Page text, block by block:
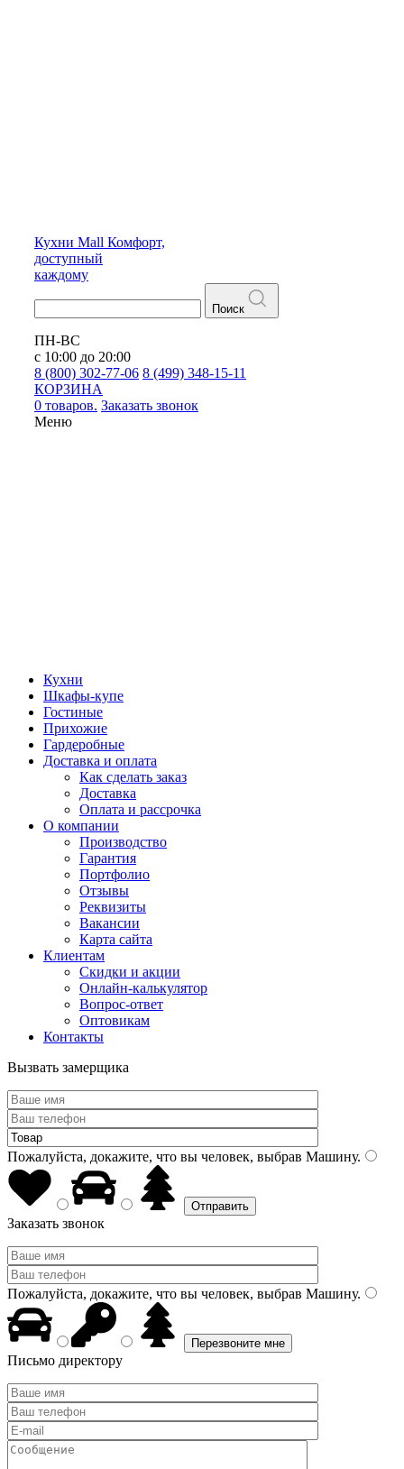
Кухни Mall Комфорт,
доступный
каждому
Поиск
ПН-ВС
с 10:00 до 20:00
8 (800) 302-77-06 8 (499) 348-15-11
КОРЗИНА
0 товаров. Заказать звонок
Меню
Кухни
Шкафы-купе
Гостиные
Прихожие
Гардеробные
Доставка и оплата
Как сделать заказ
Доставка
Оплата и рассрочка
О компании
Производство
Гарантия
Портфолио
Отзывы
Реквизиты
Вакансии
Карта сайта
Клиентам
Скидки и акции
Онлайн-калькулятор
Вопрос-ответ
Оптовикам
Контакты
Вызвать замерщика
Пожалуйста, докажите, что вы человек, выбрав Машину.
Заказать звонок
Пожалуйста, докажите, что вы человек, выбрав Машину.
Письмо директору